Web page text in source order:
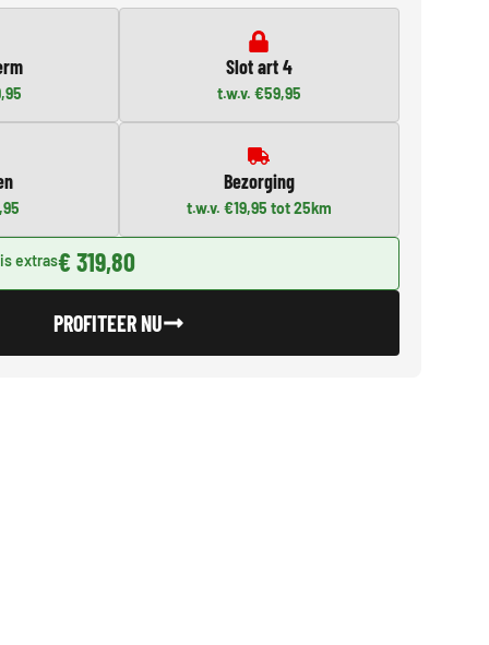
Slot art 4
t.w.v. €59,95
Bezorging
t.w.v. €19,95 tot 25km
extras€ 319,80
PROFITEER NU